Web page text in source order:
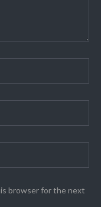
browser for the next